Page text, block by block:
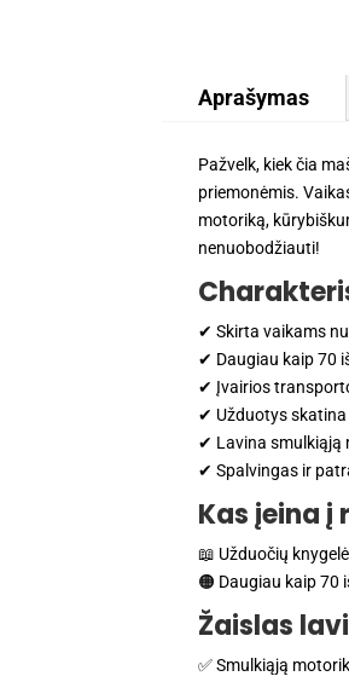
Aprašymas
Pažvelk, kiek čia
priemonėmis.
motoriką,
nenuobodžiauti!
✔ Skirta vaikams
✔ Daugiau kaip 70
✔ Įvairios
✔ Užduotys skatina
✔ Lavina smulkiąją
✔ Spalvingas ir
Kas įeina į
📖 Užduočių knygelė
🟠 Daugiau kaip 70
Žaislas
✅ Smulkiąją